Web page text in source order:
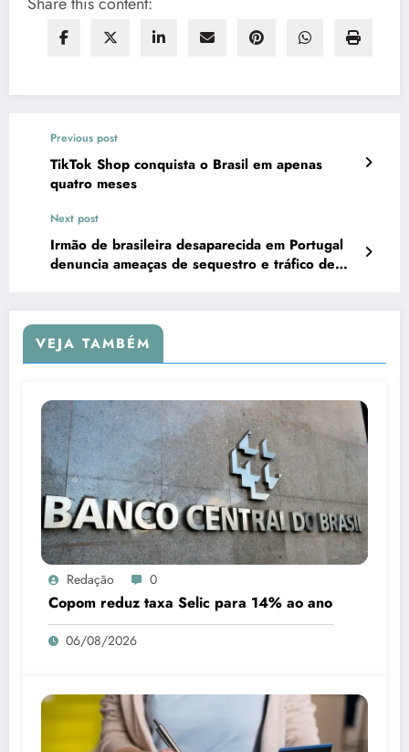
Previous post
TikTok Shop conquista o Brasil em apenas
quatro meses
Next post
Irmão de brasileira desaparecida em Portugal
denuncia ameaças de sequestro e tráfico de
VEJA TAMBÉM
Redação 0
Copom reduz taxa Selic para 14% ao ano
06/08/2026